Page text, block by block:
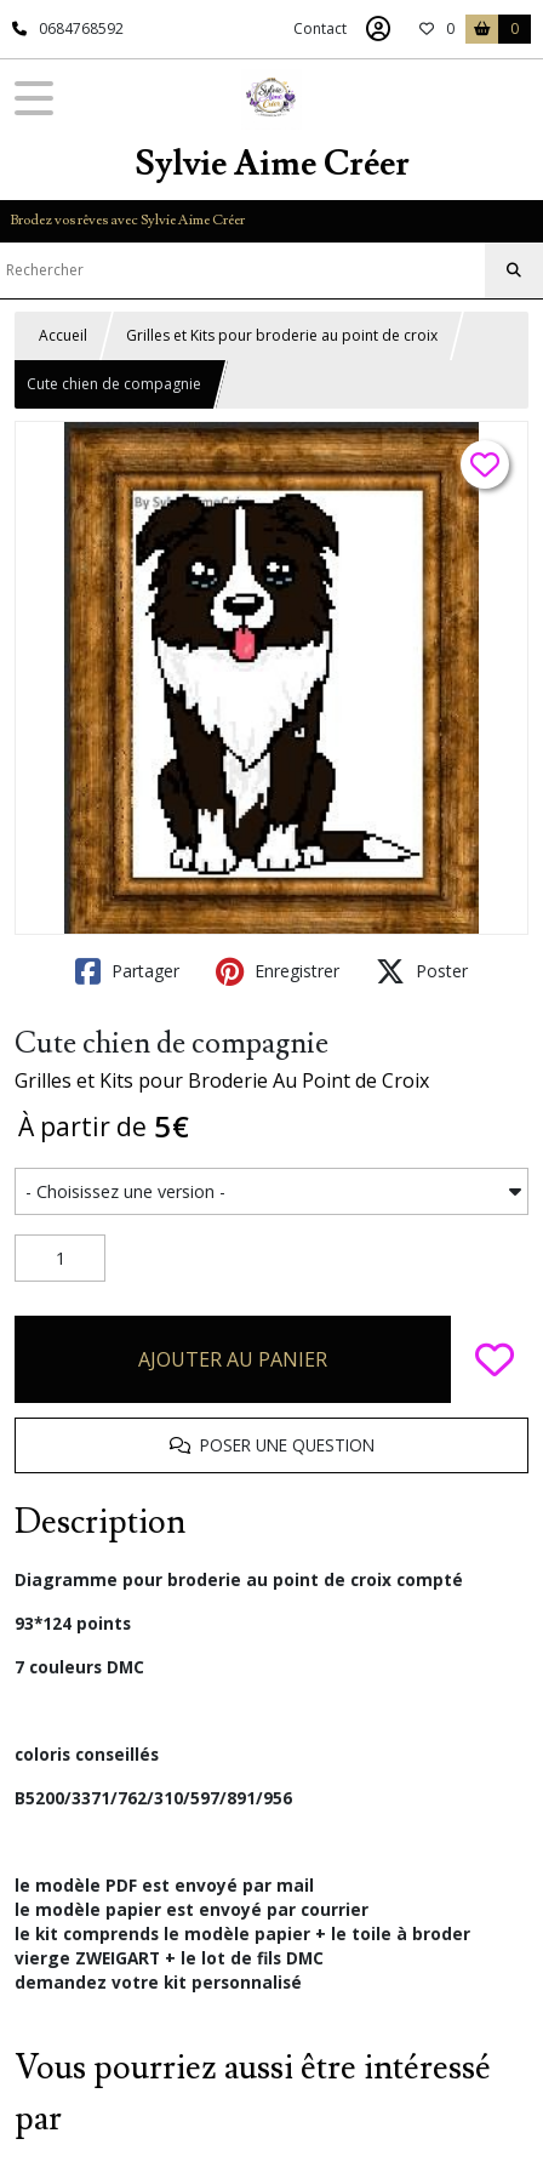
0684768592 Contact 0 0
Sylvie Aime Créer
Brodez vos rêves avec Sylvie Aime Créer
Accueil Grilles et Kits pour broderie au point de croix
Cute chien de compagnie
Partager Enregistrer Poster
Cute chien de compagnie
Grilles et Kits pour Broderie Au Point de Croix
À partir de 5€
AJOUTER AU PANIER
POSER UNE QUESTION
Description
Diagramme pour broderie au point de croix compté
93*124 points
7 couleurs DMC
coloris conseillés
B5200/3371/762/310/597/891/956
le modèle PDF est envoyé par mail
le modèle papier est envoyé par courrier
le kit comprends le modèle papier + le toile à broder
vierge ZWEIGART + le lot de fils DMC
demandez votre kit personnalisé
Vous pourriez aussi être intéressé
par